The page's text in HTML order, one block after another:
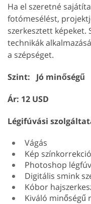
Ha el szeretné
fotómesélést,
szerkesztett képeket.
technikák
a szépséget.
Szint: Jó minőségű
Ár: 12 USD
Légifúvási
Vágás
Kép színkorrekció
Photoshop
Digitális smink
Kóbor
Kiváló minőségű